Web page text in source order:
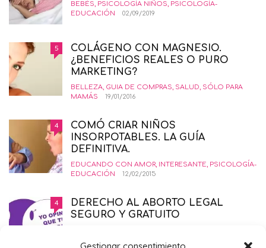
BEBÉS, PSICOLOGÍA NIÑOS, PSICOLOGÍA-
EDUCACIÓN
02/09/2019
5
COLÁGENO CON MAGNESIO.
¿BENEFICIOS REALES O PURO
MARKETING?
BELLEZA, GUIA DE COMPRAS, SALUD, SÓLO PARA
MAMÁS
19/01/2016
4
COMÓ CRIAR NIÑOS
INSORPOTABLES. LA GUÍA
DEFINITIVA.
EDUCANDO CON AMOR, INTERESANTE, PSICOLOGÍA-
EDUCACIÓN
12/02/2015
4
DERECHO AL ABORTO LEGAL
SEGURO Y GRATUITO